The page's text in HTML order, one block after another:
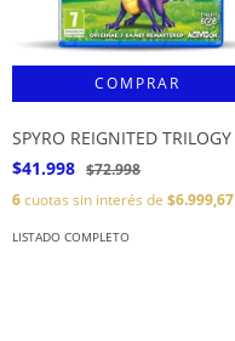
SPYRO REIGNITED TRILOGY
$41.998 $72.998
6cuotas sin interés de $6.999,67
LISTADO COMPLETO